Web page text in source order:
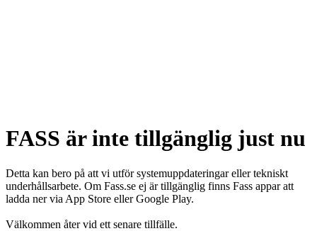
FASS är inte tillgänglig just nu
Detta kan bero på att vi utför systemuppdateringar eller tekniskt
underhållsarbete. Om Fass.se ej är tillgänglig finns Fass appar att
ladda ner via App Store eller Google Play.
Välkommen åter vid ett senare tillfälle.